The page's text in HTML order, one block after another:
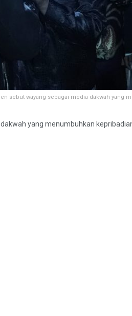
sebut wayang sebagai media dakwah yang
yang menumbuhkan